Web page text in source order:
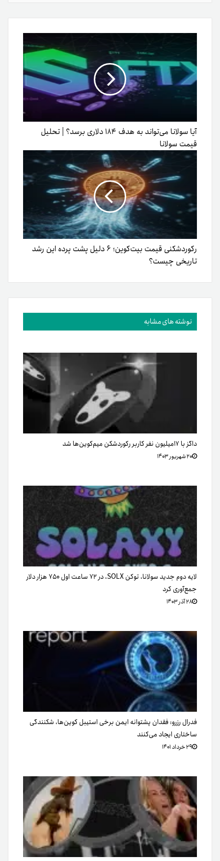
ایمیل
آیا سولانا می‌تواند به هدف ۱۸۴ دلاری برسد؟ | تحلیل
قیمت سولانا
رکوردشکنی قیمت بیت‌کوین؛ ۶ دلیل پشت‌ پرده این رشد
تاریخی چیست؟
نوشته های مشابه
داگز با ۱۷میلیون نفر کاربر رکوردشکن میم‌کوین‌ها شد
۲۰ شهریور ۱۴۰۳
لایه دوم جدید سولانا، توکن SOLX، در ۷۲ ساعت اول ۷۵۰ هزار دلار
جمع‌آوری کرد
۲۸ آذر ۱۴۰۳
فدرال رزرو: فقدان پشتوانه ایمن برخی استیبل کوین‌ها، شکنندگی
ساختاری ایجاد می‌کنند
۲۹ خرداد ۱۴۰۱